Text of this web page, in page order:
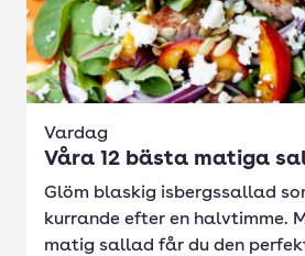
Vardag
Våra 12 bästa matiga
Glöm blaskig isbergssallad
kurrande efter en halvtimme.
matig sallad får du den